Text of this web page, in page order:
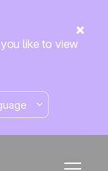
like to view
per i